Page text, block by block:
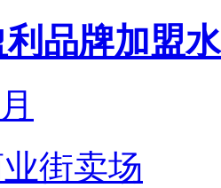
品牌加盟
街卖场